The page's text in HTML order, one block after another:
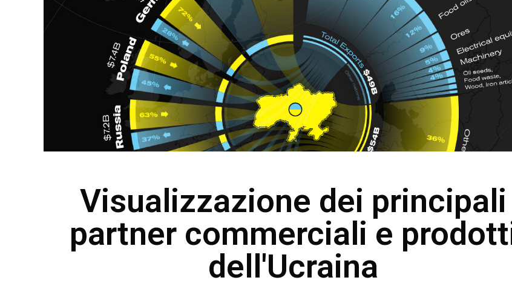
Visualizzazione dei principali
partner commerciali e
dell'Ucraina